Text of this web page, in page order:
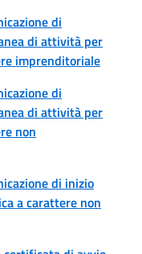
di
di attività per
imprenditoriale
di
di attività per
non
di inizio
a carattere non